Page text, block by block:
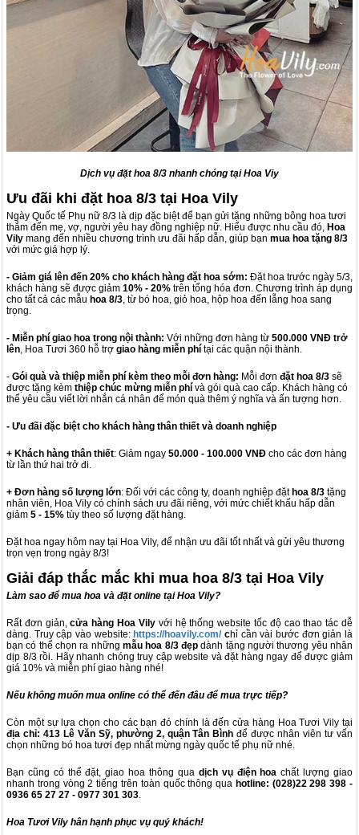
Dịch vụ đặt hoa 8/3 nhanh chóng tại Hoa Viy
Ưu đãi khi đặt hoa 8/3 tại Hoa Vily
Ngày Quốc tế Phụ nữ 8/3 là dịp đặc biệt để bạn gửi tặng những bông hoa tươi
thắm đến mẹ, vợ, người yêu hay đồng nghiệp nữ. Hiểu được nhu cầu đó, Hoa
Vily mang đến nhiều chương trình ưu đãi hấp dẫn, giúp bạn mua hoa tặng 8/3
với mức giá hợp lý.
- Giảm giá lên đến 20% cho khách hàng đặt hoa sớm: Đặt hoa trước ngày 5/3,
khách hàng sẽ được giảm 10% - 20% trên tổng hóa đơn. Chương trình áp dụng
cho tất cả các mẫu hoa 8/3 , từ bó hoa, giỏ hoa, hộp hoa đến lẵng hoa sang
trọng.
- Miễn phí giao hoa trong nội thành: Với những đơn hàng từ 500.000 VNĐ trở
lên , Hoa Tươi 360 hỗ trợ giao hàng miễn phí tại các quận nội thành.
- Gói quà và thiệp miễn phí kèm theo mỗi đơn hàng: Mỗi đơn đặt hoa 8/3 sẽ
được tặng kèm thiệp chúc mừng miễn phí và gói quà cao cấp. Khách hàng có
thể yêu cầu viết lời nhắn cá nhân để món quà thêm ý nghĩa và ấn tượng hơn.
- Ưu đãi đặc biệt cho khách hàng thân thiết và doanh nghiệp
+ Khách hàng thân thiết: Giảm ngay 50.000 - 100.000 VNĐ cho các đơn hàng
từ lần thứ hai trở đi.
+ Đơn hàng số lượng lớn: Đối với các công ty, doanh nghiệp đặthoa 8/3 tặng
nhân viên, Hoa Vily có chính sách ưu đãi riêng, với mức chiết khấu hấp dẫn
giảm 5 - 15% tùy theo số lượng đặt hàng.
Đặt hoa ngay hôm nay tại Hoa Vily, để nhận ưu đãi tốt nhất và gửi yêu thương
trọn vẹn trong ngày 8/3!
Giải đáp thắc mắc khi mua hoa 8/3 tại Hoa Vily
Làm sao để mua hoa và đặt online tại Hoa Vily?
Rất đơn giản,cửa hàng Hoa Vilyvới hệ thống website tốc độ cao thao tác dễ
dàng. Truy cập vào website:https://hoavily.com/chỉ cần vài bước đơn giản là
bạn có thể chọn ra những mẫu hoa 8/3 đẹp dành tặng người thương yêu nhân
dịp 8/3 rồi. Hãy nhanh chóng truy cập website và đặt hàng ngay để được giảm
giá 10% và miễn phí giao hàng nhé!
Nếu không muốn mua online có thể đến đâu để mua trực tiếp?
Còn một sự lựa chọn cho các bạn đó chính là đến cửa hàng Hoa Tươi Vily tại
địa chỉ: 413 Lê Văn Sỹ, phường 2, quận Tân Bình để được nhân viên tư vấn
chọn những bó hoa tươi đẹp nhất mừng ngày quốc tế phụ nữ nhé.
Bạn cũng có thể đặt, giao hoa thông qua dịch vụ điện hoa chất lượng giao
nhanh trong vòng 2 tiếng trên toàn quốc thông qua hotline: (028)22 298 398 -
0936 65 27 27 - 0977 301 303
Hoa Tươi Vily hân hạnh phục vụ quý khách!